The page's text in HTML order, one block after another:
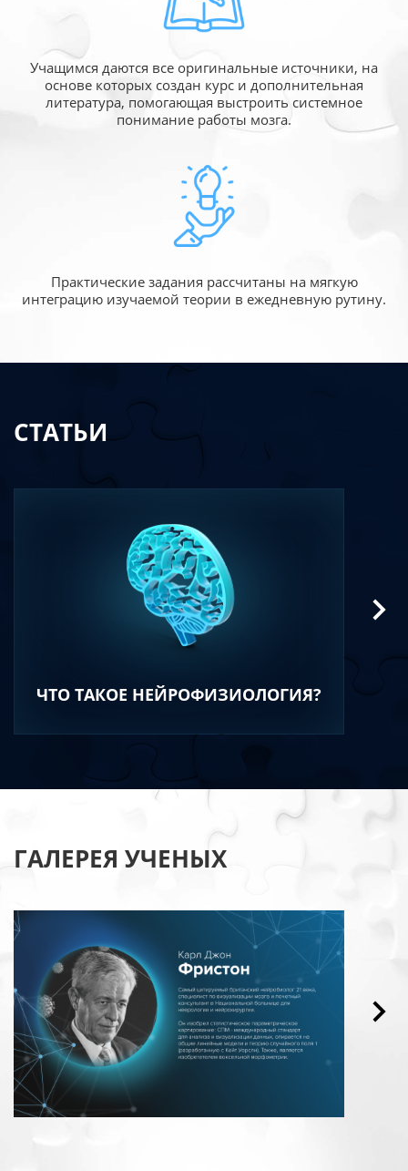
Учащимся даются все оригинальные источники, на
основе которых создан курс и дополнительная
литература, помогающая выстроить системное
понимание работы мозга.
Практические задания рассчитаны на мягкую
интеграцию изучаемой теории в ежедневную рутину.
СТАТЬИ
ЧТО ТАКОЕ НЕЙРОФИЗИОЛОГИЯ?
ГАЛЕРЕЯ УЧЕНЫХ